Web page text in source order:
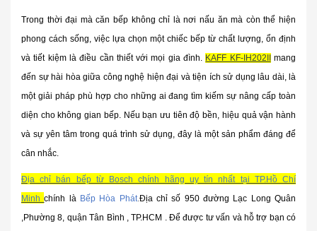
Trong thời đại mà căn bếp không chỉ là nơi nấu ăn mà còn thể hiện
phong cách sống, việc lựa chọn một chiếc bếp từ chất lượng, ổn định
và tiết kiệm là điều cần thiết với mọi gia đình. KAFF KF-IH202II
mang
đến sự hài hòa giữa công nghệ hiện đại và tiện ích sử dụng lâu dài, là
một giải pháp phù hợp cho những ai đang tìm kiếm sự nâng cấp toàn
diện cho không gian bếp. Nếu bạn ưu tiên độ bền, hiệu quả vận hành
và sự yên tâm trong quá trình sử dụng, đây là một sản phẩm đáng để
cân nhắc.
Địa chỉ bán bếp từ Bosch chính hãng uy tín nhất tại TP.Hồ Chí
Minh chính là Bếp Hòa Phát.Địa chỉ số 950 đường Lạc Long Quân
,Phường 8, quận Tân Bình , TP.HCM . Để được tư vấn và hỗ trợ bạn có